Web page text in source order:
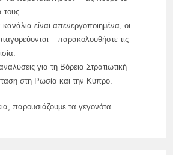
είναι απενεργοποιημένα, οι
– παρακολουθήστε τις
για τη Βόρεια Στρατιωτική
στη Ρωσία και την Κύπρο.
παρουσιάζουμε τα γεγονότα